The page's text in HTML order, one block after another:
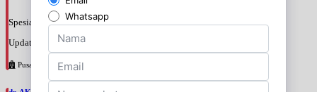
Spesialis: Bedah Urologi
Update terakhir: 2026-08-06 18:42:13
Pusat Pertamina